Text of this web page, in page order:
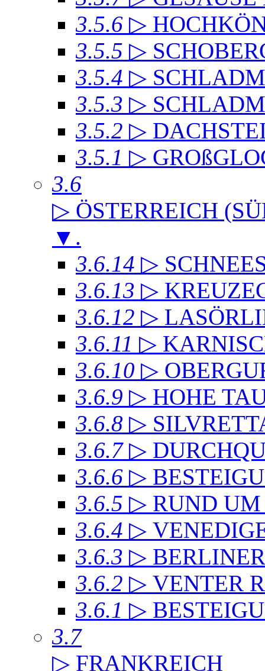
3.5.6 ▷
3.5.5 ▷
3.5.4 ▷
3.5.3 ▷
3.5.2 ▷
3.5.1 ▷
3.6
▷ ÖSTERREICH
▼ .
3.6.14 ▷
3.6.13 ▷
3.6.12 ▷
3.6.11 ▷
3.6.10 ▷
3.6.9 ▷ HOHE
3.6.8 ▷
3.6.7 ▷
3.6.6 ▷
3.6.5 ▷ RUND
3.6.4 ▷
3.6.3 ▷
3.6.2 ▷ VENTER
3.6.1 ▷
3.7
▷ FRANKREICH